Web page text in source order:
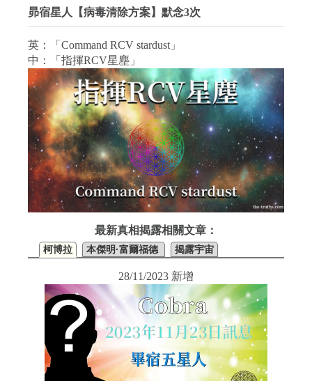
昴宿星人【病毒清除方案】默念3次
英：「Command RCV stardust」
中：「指揮RCV星塵」
最新真相揭露相關文章：
柯博拉 本傑明·富爾福德 揭露宇宙
28/11/2023 新增